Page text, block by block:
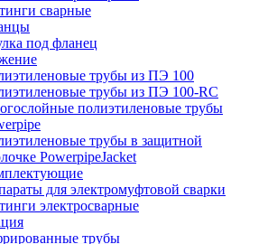
сварные
под фланец
трубы из ПЭ 100
трубы из ПЭ 100-RC
полиэтиленовые трубы
трубы в защитной
PowerpipeJacket
для электромуфтовой сварки
электросварные
трубы